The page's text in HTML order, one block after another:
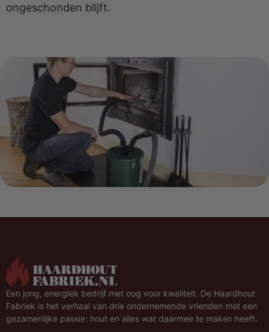
ongeschonden blijft.
Een jong, energiek bedrijf met oog voor kwaliteit. De Haardhout
Fabriek is het verhaal van drie ondernemende vrienden met een
gezamenlijke passie: hout en alles wat daarmee te maken heeft.